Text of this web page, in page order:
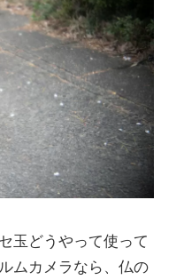
玉どうやって使って
ムカメラなら、仏の